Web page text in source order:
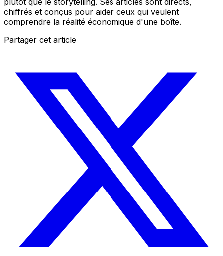
plutôt que le storytelling. Ses articles sont directs,
chiffrés et conçus pour aider ceux qui veulent
comprendre la réalité économique d'une boîte.
Partager cet article